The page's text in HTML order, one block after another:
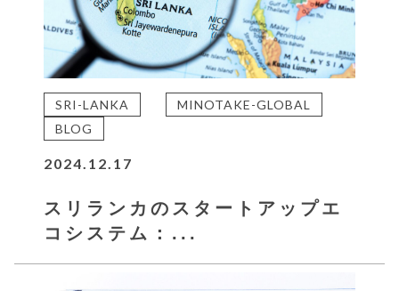
SRI-LANKA
MINOTAKE-GLOBAL
BLOG
2024.12.17
スリランカのスタートアップエ
コシステム：...